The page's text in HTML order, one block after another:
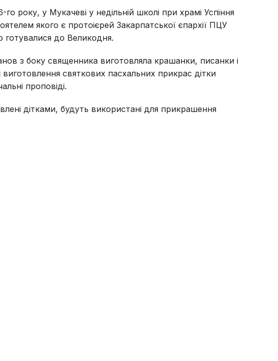
року, у Мукачеві у недільній школі при храмі Успіння
якого є протоієрей Закарпатської єпархії ПЦУ
готувалися до Великодня.
з боку священника виготовляла крашанки, писанки і
святкових пасхальних прикрас дітки
проповіді.
дітками, будуть використані для прикрашення